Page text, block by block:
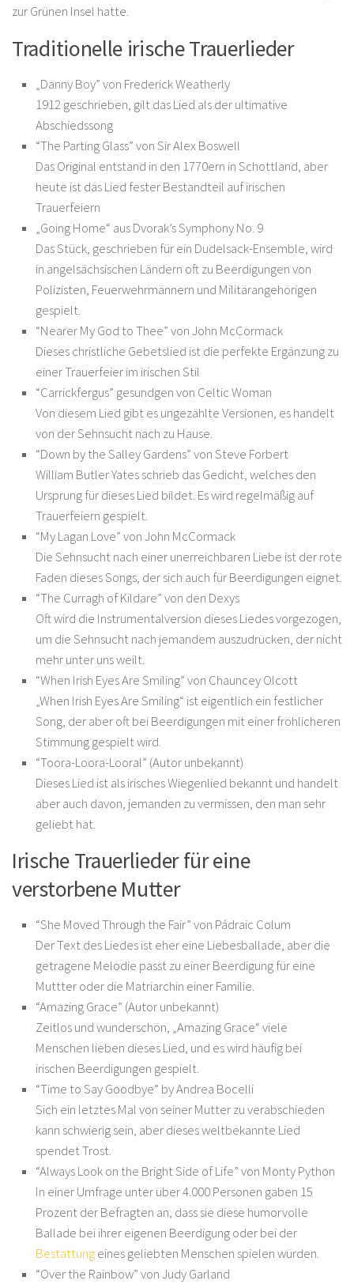
zur Grünen Insel hatte.
Traditionelle irische Trauerlieder
„Danny Boy” von Frederick Weatherly
1912 geschrieben, gilt das Lied als der ultimative
Abschiedssong
“The Parting Glass” von Sir Alex Boswell
Das Original entstand in den 1770ern in Schottland, aber
heute ist das Lied fester Bestandteil auf irischen
Trauerfeiern
„Going Home“ aus Dvorak’s Symphony No. 9
Das Stück, geschrieben für ein Dudelsack-Ensemble, wird
in angelsächsischen Ländern oft zu Beerdigungen von
Polizisten, Feuerwehrmännern und Militärangehörigen
gespielt.
“Nearer My God to Thee” von John McCormack
Dieses christliche Gebetslied ist die perfekte Ergänzung zu
einer Trauerfeier im irischen Stil
“Carrickfergus” gesundgen von Celtic Woman
Von diesem Lied gibt es ungezählte Versionen, es handelt
von der Sehnsucht nach zu Hause.
“Down by the Salley Gardens” von Steve Forbert
William Butler Yates schrieb das Gedicht, welches den
Ursprung für dieses Lied bildet. Es wird regelmäßig auf
Trauerfeiern gespielt.
“My Lagan Love” von John McCormack
Die Sehnsucht nach einer unerreichbaren Liebe ist der rote
Faden dieses Songs, der sich auch für Beerdigungen eignet.
“The Curragh of Kildare” von den Dexys
Oft wird die Instrumentalversion dieses Liedes vorgezogen,
um die Sehnsucht nach jemandem auszudrücken, der nicht
mehr unter uns weilt.
“When Irish Eyes Are Smiling” von Chauncey Olcott
„When Irish Eyes Are Smiling“ ist eigentlich ein festlicher
Song, der aber oft bei Beerdigungen mit einer fröhlicheren
Stimmung gespielt wird.
“Toora-Loora-Looral” (Autor unbekannt)
Dieses Lied ist als irisches Wiegenlied bekannt und handelt
aber auch davon, jemanden zu vermissen, den man sehr
geliebt hat.
Irische Trauerlieder für eine
verstorbene Mutter
“She Moved Through the Fair” von Pádraic Colum
Der Text des Liedes ist eher eine Liebesballade, aber die
getragene Melodie passt zu einer Beerdigung für eine
Muttter oder die Matriarchin einer Familie.
“Amazing Grace” (Autor unbekannt)
Zeitlos und wunderschön, „Amazing Grace“ viele
Menschen lieben dieses Lied, und es wird häufig bei
irischen Beerdigungen gespielt.
“Time to Say Goodbye” by Andrea Bocelli
Sich ein letztes Mal von seiner Mutter zu verabschieden
kann schwierig sein, aber dieses weltbekannte Lied
spendet Trost.
“Always Look on the Bright Side of Life” von Monty Python
In einer Umfrage unter über 4.000 Personen gaben 15
Prozent der Befragten an, dass sie diese humorvolle
Ballade bei ihrer eigenen Beerdigung oder bei der
Bestattungeines geliebten Menschen spielen würden.
“Over the Rainbow” von Judy Garland